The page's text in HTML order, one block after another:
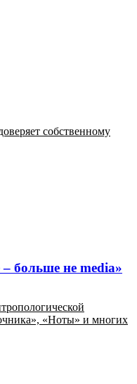
собственному
больше не media»
«Ноты» и многих